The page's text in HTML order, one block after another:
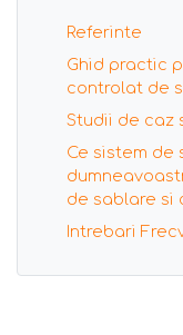
Referinte
Ghid practic
controlat de
Studii de caz
Ce sistem
de sablare si
Intrebari